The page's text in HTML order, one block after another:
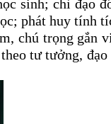
sinh; chỉ đạo
phát huy tính
chú trọng gắn
tư tưởng, đạo